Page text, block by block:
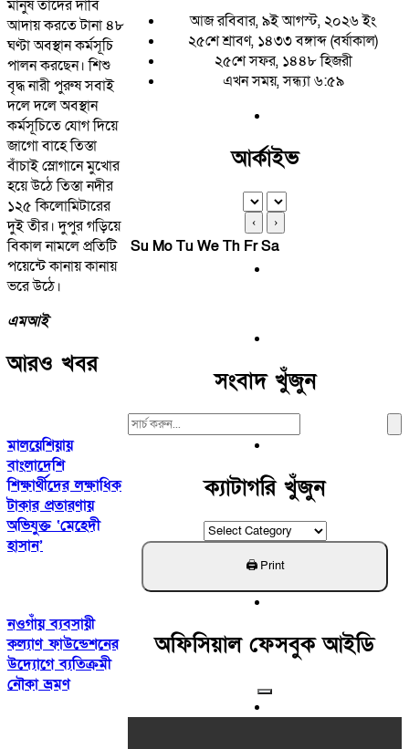
মানুষ তাদের দাবি
আদায় করতে টানা ৪৮
ঘণ্টা অবস্থান কর্মসূচি
পালন করছেন। শিশু
বৃদ্ধ নারী পুরুষ সবাই
দলে দলে অবস্থান
কর্মসূচিতে যোগ দিয়ে
জাগো বাহে তিস্তা
বাঁচাই স্লোগানে মুখোর
হয়ে উঠে তিস্তা নদীর
১২৫ কিলোমিটারের
দুই তীর। দুপুর গড়িয়ে
বিকাল নামলে প্রতিটি
পয়েন্টে কানায় কানায়
ভরে উঠে।
এমআই
আরও খবর
মালয়েশিয়ায়
বাংলাদেশি
শিক্ষার্থীদের লক্ষাধিক
টাকার প্রতারণায়
অভিযুক্ত ‘মেহেদী
হাসান’
নওগাঁয় ব্যবসায়ী
কল্যাণ ফাউন্ডেশনের
উদ্যোগে ব্যতিক্রমী
নৌকা ভ্রমণ
আজ রবিবার, ৯ই আগস্ট, ২০২৬ ইং
২৫শে শ্রাবণ, ১৪৩৩ বঙ্গাব্দ (বর্ষাকাল)
২৫শে সফর, ১৪৪৮ হিজরী
এখন সময়, সন্ধ্যা ৬:৫৯
আর্কাইভ
‹ ›
Su MoTu WeTh FrSa
সংবাদ খুঁজুন
Search
ক্যাটাগরি খুঁজুন
ক্যাটাগরি
খুঁজুন
অফিসিয়াল ফেসবুক আইডি